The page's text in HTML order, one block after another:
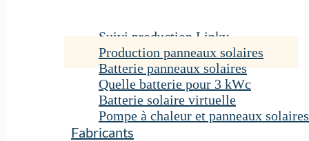
Suivi production Linky
Production panneaux solaires
Batterie panneaux solaires
Quelle batterie pour 3 kWc
Batterie solaire virtuelle
Pompe à chaleur et panneaux solaires
Fabricants